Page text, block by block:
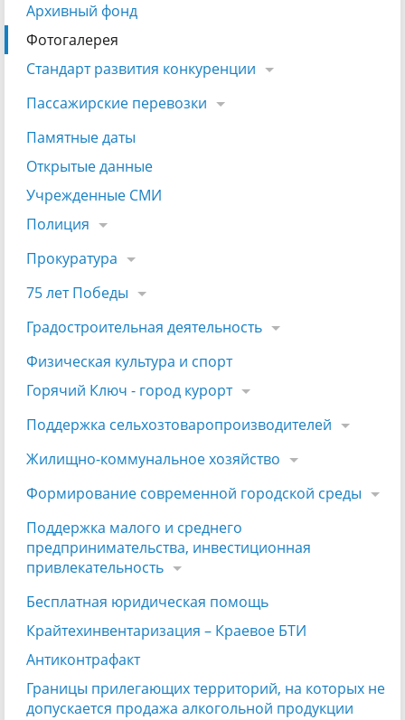
Архивный фонд
Фотогалерея
Стандарт развития конкуренции
Пассажирские перевозки
Памятные даты
Открытые данные
Учрежденные СМИ
Полиция
Прокуратура
75 лет Победы
Градостроительная деятельность
Физическая культура и спорт
Горячий Ключ - город курорт
Поддержка сельхозтоваропроизводителей
Жилищно-коммунальное хозяйство
Формирование современной городской среды
Поддержка малого и среднего
предпринимательства, инвестиционная
привлекательность
Бесплатная юридическая помощь
Крайтехинвентаризация – Краевое БТИ
Антиконтрафакт
Границы прилегающих территорий, на которых не
допускается продажа алкогольной продукции